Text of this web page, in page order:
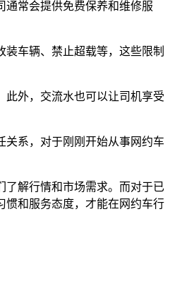
通常会提供免费保养和维修服
车辆、禁止超载等，这些限制
此外，交流水也可以让司机享受
关系，对于刚刚开始从事网约车
了解行情和市场需求。而对于已
惯和服务态度，才能在网约车行